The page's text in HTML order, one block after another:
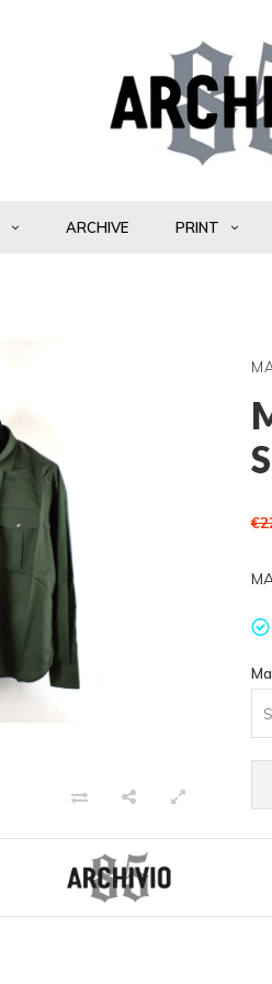
ARCHIVE PRINT
S